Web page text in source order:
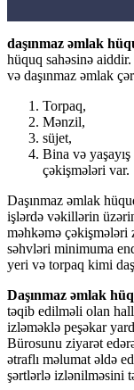
daşınmaz əmlak
hüquq sahəsinə
və daşınmaz əmlak
Torpaq,
Mənzil,
süjet,
Bina və
çəkişmələri var.
Daşınmaz əmlak
işlərdə vəkillərin
məhkəmə çəkişmələri
səhvləri minimuma
yeri və torpaq kimi
Daşınmaz əmlak
təqib edilməli olan
izləməklə peşəkar
Bürosunu ziyarət
ətraflı məlumat əldə
şərtlərlə izlənilməsini